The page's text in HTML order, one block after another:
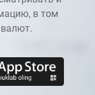
в том
валют.